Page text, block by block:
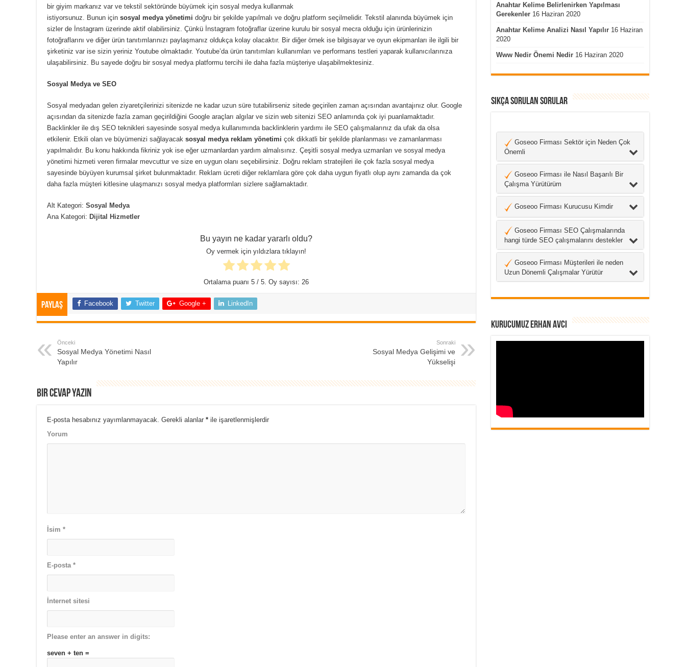
bir giyim markanız var ve tekstil sektöründe büyümek için sosyal medya kullanmak
istiyorsunuz. Bunun için sosyal medya yönetimi doğru bir şekilde yapılmalı ve doğru platform seçilmelidir. Tekstil alanında büyümek için
sizler de İnstagram üzerinde aktif olabilirsiniz. Çünkü İnstagram fotoğraflar üzerine kurulu bir sosyal mecra olduğu için ürünlerinizin
fotoğraflarını ve diğer ürün tanıtımlarınızı paylaşmanız oldukça kolay olacaktır. Bir diğer örnek ise bilgisayar ve oyun ekipmanları ile ilgili bir
şirketiniz var ise sizin yeriniz Youtube olmaktadır. Youtube’da ürün tanıtımları kullanımları ve performans testleri yaparak kullanıcılarınıza
ulaşabilirsiniz. Bu sayede doğru bir sosyal medya platformu tercihi ile daha fazla müşteriye ulaşabilmektesiniz.
Sosyal Medya ve SEO
Sosyal medyadan gelen ziyaretçilerinizi sitenizde ne kadar uzun süre tutabilirseniz sitede geçirilen zaman açısından avantajınız olur. Google
açısından da sitenizde fazla zaman geçirildiğini Google araçları algılar ve sizin web sitenizi SEO anlamında çok iyi puanlamaktadır.
Backlinkler ile dış SEO teknikleri sayesinde sosyal medya kullanımında backlinklerin yardımı ile SEO çalışmalarınız da ufak da olsa
etkilenir. Etkili olan ve büyümenizi sağlayacak sosyal medya reklam yönetimi çok dikkatli bir şekilde planlanması ve zamanlanması
yapılmalıdır. Bu konu hakkında fikriniz yok ise eğer uzmanlardan yardım almalısınız. Çeşitli sosyal medya uzmanları ve sosyal medya
yönetimi hizmeti veren firmalar mevcuttur ve size en uygun olanı seçebilirsiniz. Doğru reklam stratejileri ile çok fazla sosyal medya
sayesinde büyüyen kurumsal şirket bulunmaktadır. Reklam ücreti diğer reklamlara göre çok daha uygun fiyatlı olup aynı zamanda da çok
daha fazla müşteri kitlesine ulaşmanızı sosyal medya platformları sizlere sağlamaktadır.
Alt Kategori: Sosyal Medya
Ana Kategori: Dijital Hizmetler
Bu yayın ne kadar yararlı oldu?
Oy vermek için yıldızlara tıklayın!
Ortalama puanı 5 / 5. Oy sayısı: 26
Paylaş Facebook Twitter Google + LinkedIn
Önceki
Sosyal Medya Yönetimi Nasıl
Yapılır
Sonraki
Sosyal Medya Gelişimi ve
Yükselişi
Bir cevap yazın
E-posta hesabınız yayımlanmayacak. Gerekli alanlar * ile işaretlenmişlerdir
Yorum
İsim *
E-posta *
İnternet sitesi
Please enter an answer in digits:
seven + ten =
Anahtar Kelime Belirlenirken Yapılması
Gerekenler 16 Haziran 2020
Anahtar Kelime Analizi Nasıl Yapılır 16 Haziran
2020
Www Nedir Önemi Nedir 16 Haziran 2020
Sıkça Sorulan Sorular
Goseoo Firması Sektör için Neden Çok
Önemli
Goseoo Firması ile Nasıl Başarılı Bir
Çalışma Yürütürüm
Goseoo Firması Kurucusu Kimdir
Goseoo Firması SEO Çalışmalarında
hangi türde SEO çalışmalarını destekler
Goseoo Firması Müşterileri ile neden
Uzun Dönemli Çalışmalar Yürütür
Kurucumuz Erhan Avcı